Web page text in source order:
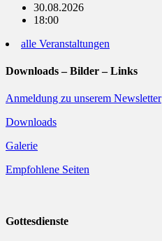
30.08.2026
18:00
alle Veranstaltungen
Downloads – Bilder – Links
Anmeldung zu unserem Newsletter
Downloads
Galerie
Empfohlene Seiten
Gottesdienste